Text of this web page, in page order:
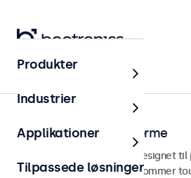
Touchskærme
12 tommer touchskærme
12 tommer touchskærme designet til
kontinuerlig brug. Disse 12-tommer
Produkter
Industrier
Applikationer
Tilpassede løsninger